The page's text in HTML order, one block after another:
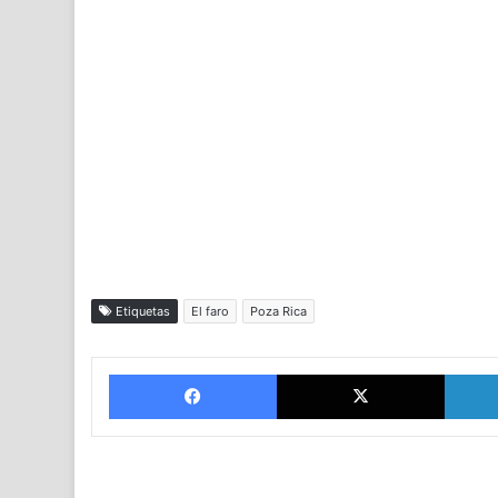
Etiquetas El faro Poza Rica
Facebook X